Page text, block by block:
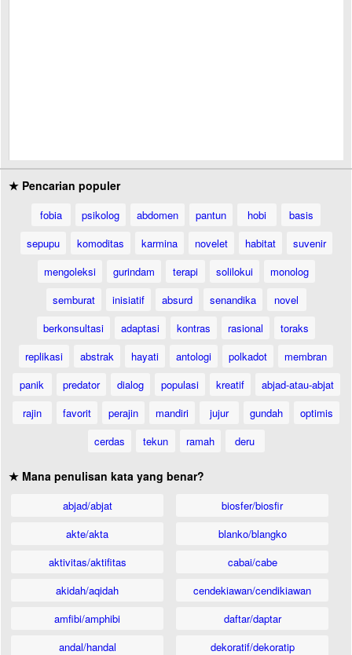
★ Pencarian populer
fobia psikolog abdomen pantun hobi
basis
sepupu
komoditas karmina novelet habitat
suvenir
mengoleksi
gurindam terapi solilokui
monolog
semburat
inisiatif absurd senandika
novel
berkonsultasi
adaptasi kontras rasional
toraks
replikasi
abstrak hayati antologi polkadot
membran
panik
predator dialog populasi kreatif
abjad-atau-abjat
rajin
favorit perajin mandiri jujur gundah
optimis
cerdas
tekun ramah deru
★ Mana penulisan kata yang benar?
abjad/abjat
akte/akta
aktivitas/aktifitas
akidah/aqidah
amfibi/amphibi
andal/handal
biosfer/biosfir
blanko/blangko
cabai/cabe
cendekiawan/cendikiawan
daftar/daptar
dekoratif/dekoratip